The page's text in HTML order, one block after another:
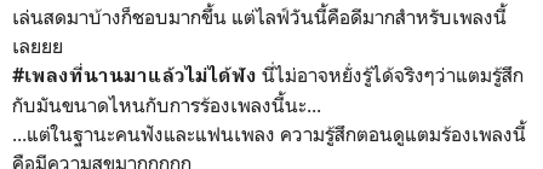
เล่นสดมาบ้างก็ชอบมากขึ้น แต่ไลฟ์วันนี้คือดีมากสำหรับเพลงนี้
เลยยย
#เพลงที่นานมาแล้วไม่ได้ฟัง นี่ไม่อาจหยั่งรู้ได้จริงๆว่าแตมรู้สึก
กับมันขนาดไหนกับการร้องเพลงนี้นะ...
...แต่ในฐานะคนฟังและแฟนเพลง ความรู้สึกตอนดูแตมร้องเพลงนี้
คือมีความสุขมากกกกก